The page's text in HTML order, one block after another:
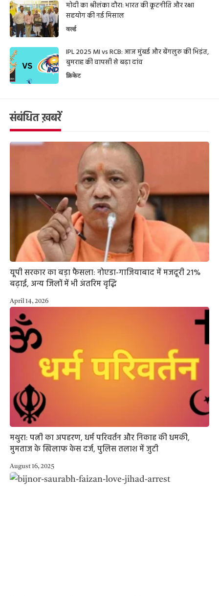
मोदी का श्रीलंका दौरा: भारत की कूटनीति और रक्षा
सहयोग की नई मिसाल
वर्ल्ड
IPL 2025 MI vs RCB: आज मुंबई और बेंगलुरु की भिड़ंत,
बुमराह की वापसी से बढ़ा दांव
क्रिकेट
संबंधित ख़बरें
यूपी सरकार का बड़ा फैसला: नोएडा-गाजियाबाद में मजदूरी 21%
बढ़ाई, अन्य जिलों में भी अंतरिम वृद्धि
April 14, 2026
मथुरा: पत्नी का अपहरण, धर्म परिवर्तन और निकाह की धमकी,
मुमताज के खिलाफ केस दर्ज, पुलिस तलाश में जुटी
August 16, 2025